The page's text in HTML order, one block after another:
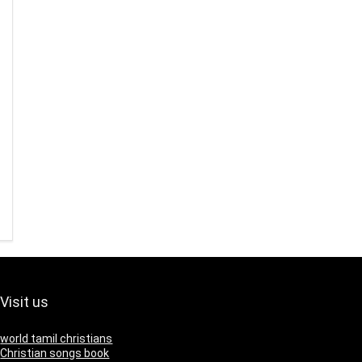
Visit us
world tamil christians
Christian songs book